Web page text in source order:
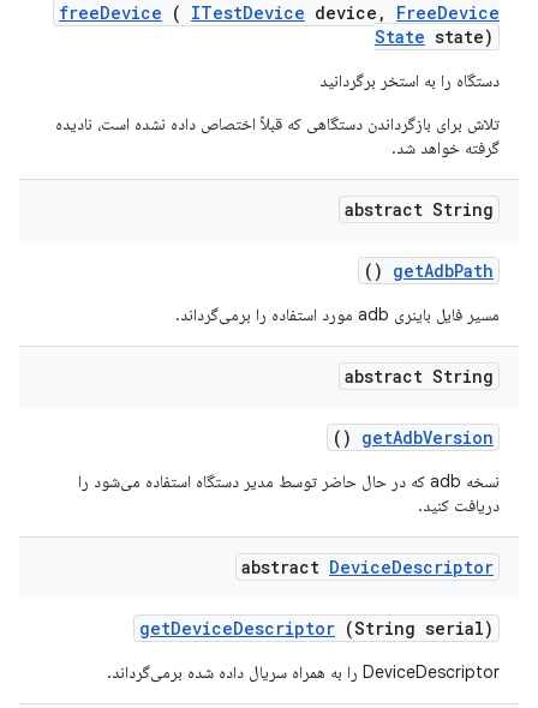
freeDevice ( ITestDevice device , FreeDevice
State state)
دستگاه را به استخر برگردانید
تلاش برای بازگرداندن دستگاهی که قبلاً اختصاص داده نشده است، نادیده
گرفته خواهد شد.
abstract String
getAdbPath
()
مسیر فایل باینری adb مورد استفاده را برمی‌گرداند.
abstract String
getAdbVersion
()
نسخه adb که در حال حاضر توسط مدیر دستگاه استفاده می‌شود را
دریافت کنید.
abstract DeviceDescriptor
getDeviceDescriptor (String serial)
DeviceDescriptor را به همراه سریال داده شده برمی‌گرداند.